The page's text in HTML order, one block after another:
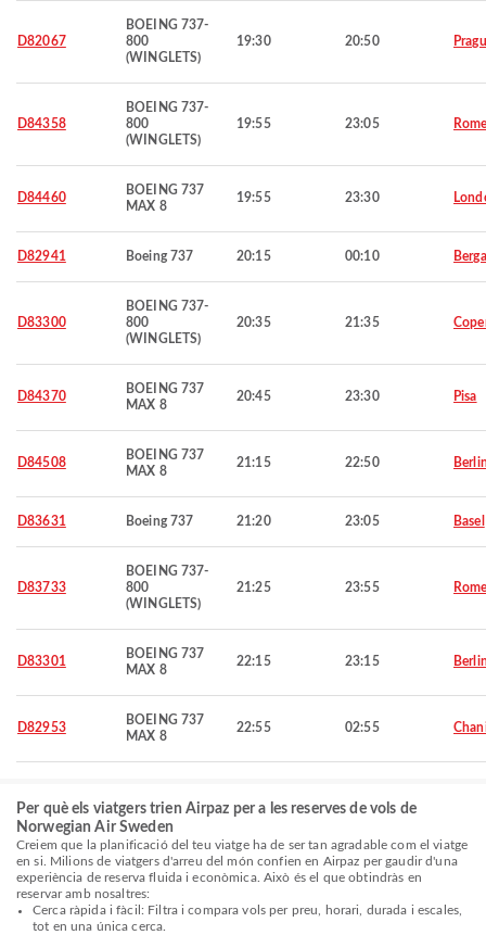
D82067
BOEING 737-
800
(WINGLETS)
19:30 20:50
D84358
BOEING 737-
800
(WINGLETS)
19:55 23:05
D84460
BOEING 737
MAX 8
19:55 23:30
D82941 Boeing 737 20:15 00:10
D83300
BOEING 737-
800
(WINGLETS)
20:35 21:35
D84370
BOEING 737
MAX 8
20:45 23:30 Pisa
D84508
BOEING 737
MAX 8
21:15 22:50
D83631 Boeing 737 21:20 23:05 Basel
D83733
BOEING 737-
800
(WINGLETS)
21:25 23:55
D83301
BOEING 737
MAX 8
22:15 23:15
D82953
BOEING 737
MAX 8
22:55 02:55
Per què els viatgers trien Airpaz per a les reserves de vols de
Norwegian Air Sweden
Creiem que la planificació del teu viatge ha de ser tan agradable com el viatge
en si. Milions de viatgers d'arreu del món confien en Airpaz per gaudir d'una
experiència de reserva fluida i econòmica. Això és el que obtindràs en
reservar amb nosaltres:
Cerca ràpida i fàcil: Filtra i compara vols per preu, horari, durada i escales,
tot en una única cerca.